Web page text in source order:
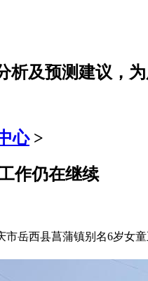
及预测建议，
心>
作仍在继续
市岳西县菖蒲镇别名6岁